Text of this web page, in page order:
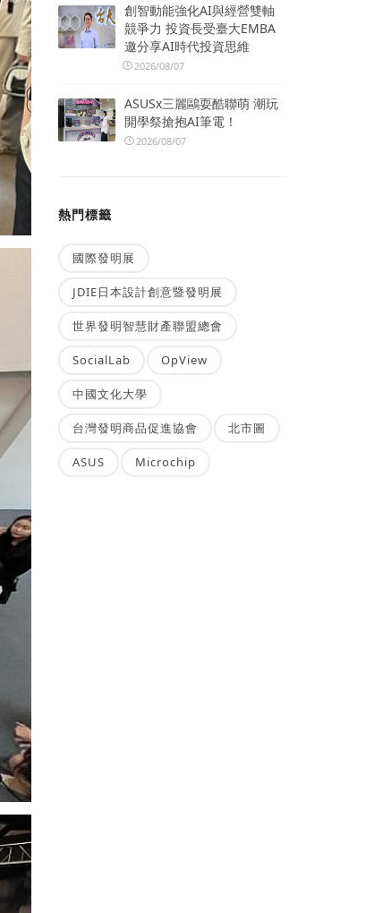
創智動能強化AI與經營雙軸
競爭力 投資長受臺大EMBA
邀分享AI時代投資思維
2026/08/07
ASUSx三麗鷗耍酷聯萌 潮玩
開學祭搶抱AI筆電！
2026/08/07
熱門標籤
國際發明展
JDIE日本設計創意暨發明展
世界發明智慧財產聯盟總會
SocialLab OpView
中國文化大學
台灣發明商品促進協會 北市圖
ASUS Microchip